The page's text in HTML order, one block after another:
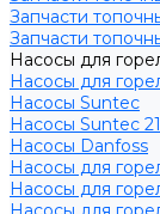
Запчасти
Запчасти
Насосы для
Насосы для
Насосы Suntec
Насосы Suntec
Насосы Danfoss
Насосы для
Насосы для